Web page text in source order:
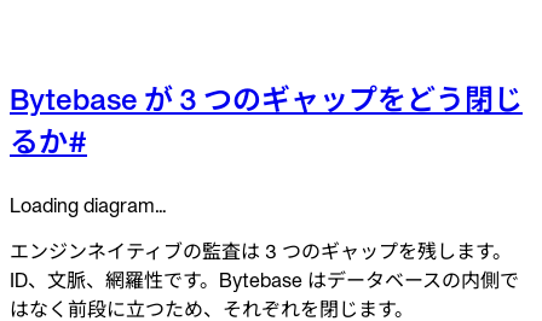
Bytebase が 3 つのギャップをどう閉じ
るか#
Loading diagram…
エンジンネイティブの監査は 3 つのギャップを残します。
ID、文脈、網羅性です。Bytebase はデータベースの内側で
はなく前段に立つため、それぞれを閉じます。